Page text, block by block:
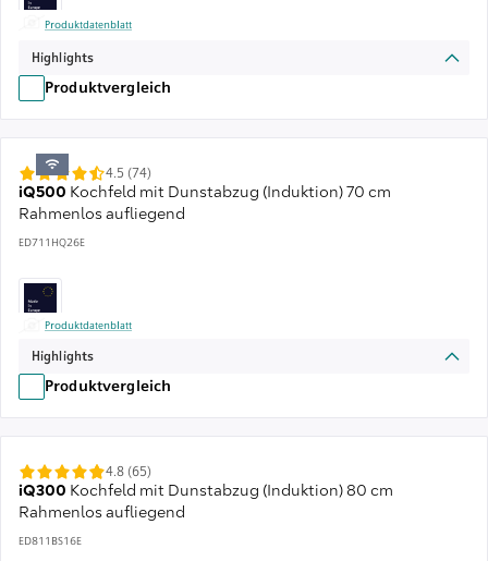
Produktdatenblatt
Highlights
Produktvergleich
iQ500 Kochfeld mit Dunstabzug (Induktion) 70 cm
Rahmenlos aufliegend
ED711HQ26E
4.5 (74)
Produktdatenblatt
Highlights
Produktvergleich
iQ300 Kochfeld mit Dunstabzug (Induktion) 80 cm
Rahmenlos aufliegend
ED811BS16E
4.8 (65)